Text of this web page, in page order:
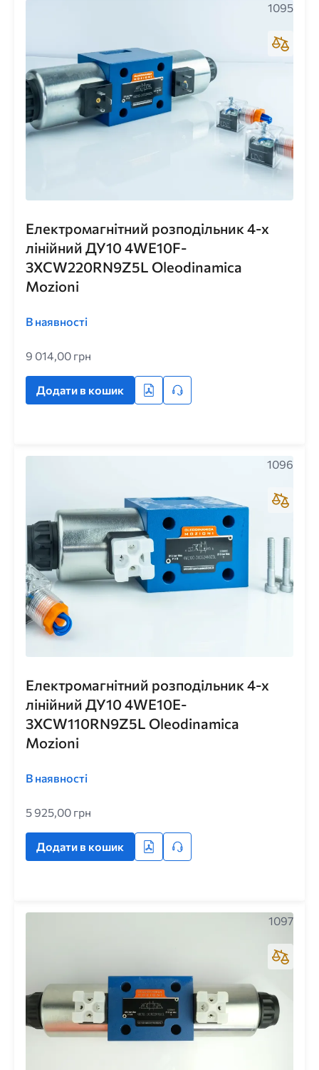
Електромагнітний розподільник 4-х
лінійний ДУ10 4WE10F-
3XCW220RN9Z5L Oleodinamica
Mozioni
В наявності
9 014,00 грн
Додати в кошик
1095
Електромагнітний розподільник 4-х
лінійний ДУ10 4WE10E-
3XCW110RN9Z5L Oleodinamica
Mozioni
В наявності
5 925,00 грн
Додати в кошик
1096
1097